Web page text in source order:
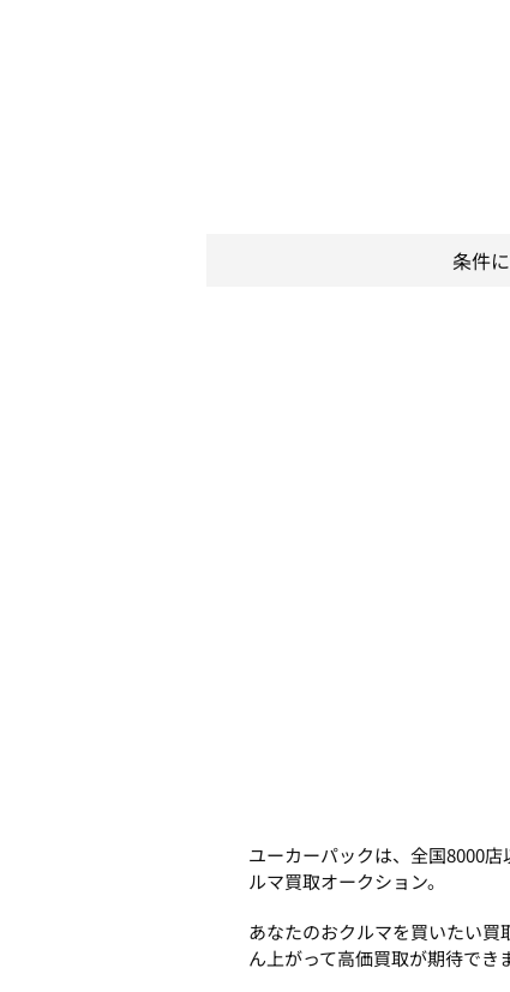
条件
ユーカーパックは、全国8000
ルマ買取オークション。
あなたのおクルマを買いたい
ん上がって高価買取が期待でき